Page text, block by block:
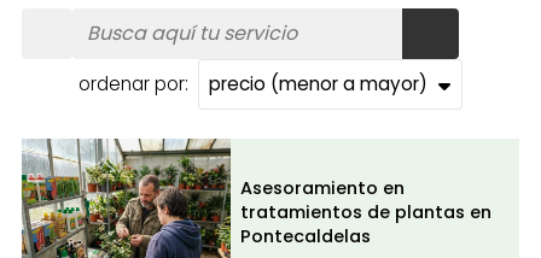
ordenar por:
Todos los servicios
Flores frescas y composiciones de temporada
Asesoramiento en
tratamientos de plantas en
Pontecaldelas